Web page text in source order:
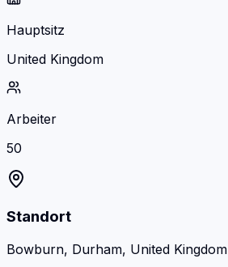
Hauptsitz
United Kingdom
Arbeiter
50
Standort
Bowburn, Durham, United Kingdom